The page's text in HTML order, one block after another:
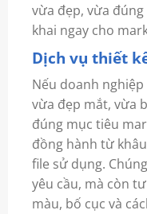
vừa đẹp, vừa
khai ngay cho
Dịch vụ thiết
Nếu doanh
vừa đẹp mắt, vừa
đúng mục tiêu
đồng hành từ
file sử dụng.
yêu cầu, mà còn
màu, bố cục và